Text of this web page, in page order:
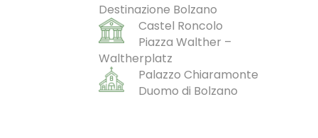
Destinazione Bolzano
Castel Roncolo
Piazza Walther –
Waltherplatz
Palazzo Chiaramonte
Duomo di Bolzano